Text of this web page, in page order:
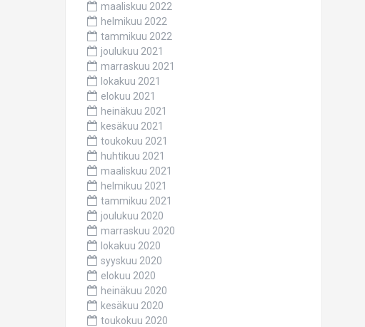
maaliskuu 2022
helmikuu 2022
tammikuu 2022
joulukuu 2021
marraskuu 2021
lokakuu 2021
elokuu 2021
heinäkuu 2021
kesäkuu 2021
toukokuu 2021
huhtikuu 2021
maaliskuu 2021
helmikuu 2021
tammikuu 2021
joulukuu 2020
marraskuu 2020
lokakuu 2020
syyskuu 2020
elokuu 2020
heinäkuu 2020
kesäkuu 2020
toukokuu 2020